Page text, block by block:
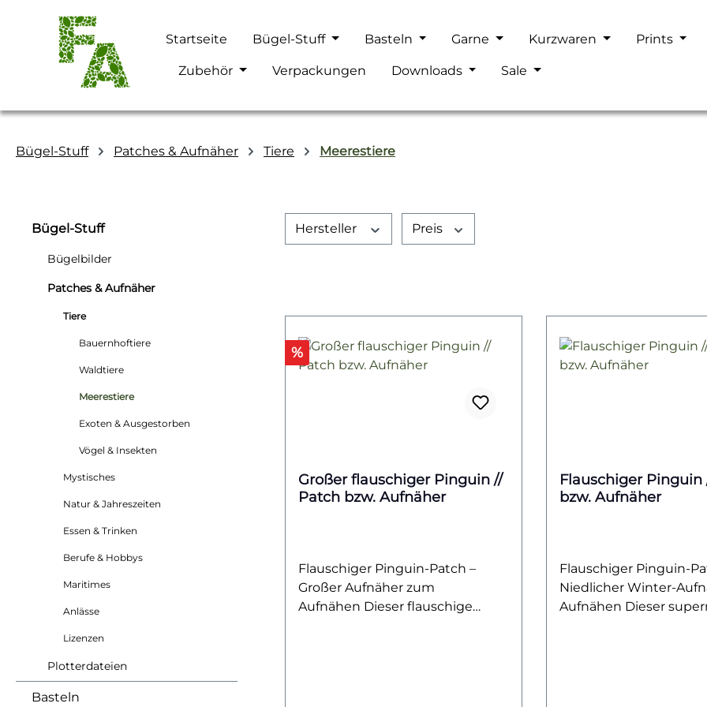
Hauptinhalt springen
Zur Suche springen
Zur Hauptnavigation springen
Startseite
Bügel-Stuff Basteln Garne Kurzwaren Prints
Zubehör Verpackungen Downloads Sale
Bügel-Stuff Patches & Aufnäher Tiere Meerestiere
Bügel-Stuff
Bügelbilder
Patches & Aufnäher
Tiere
Bauernhoftiere
Waldtiere
Meerestiere
Exoten & Ausgestorben
Vögel & Insekten
Mystisches
Natur & Jahreszeiten
Essen & Trinken
Berufe & Hobbys
Maritimes
Anlässe
Lizenzen
Plotterdateien
Basteln
Hersteller Preis
Rabatt
%
Großer flauschiger Pinguin //
Patch bzw. Aufnäher
Flauschiger Pinguin-Patch –
Großer Aufnäher zum
Aufnähen Dieser flauschige
Flauschiger Pinguin
bzw. Aufnäher
Flauschiger Pinguin-
Niedlicher Winter-
Aufnähen Dieser